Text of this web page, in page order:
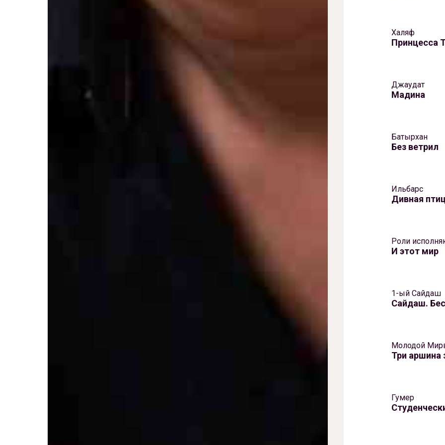
Халяф
Принцесса
Джаудат
Мадина
Батырхан
Без ветрил
Ильбарс
Дивная
Роли
И этот мир
1-ый Сайдаш
Сайдаш.
Молодой
Три аршина
Гумер